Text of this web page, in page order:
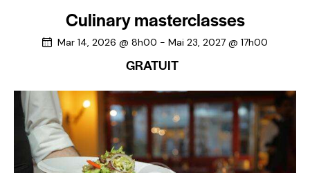
Culinary masterclasses
Mar 14, 2026 @ 8h00 - Mai 23, 2027 @ 17h00
GRATUIT